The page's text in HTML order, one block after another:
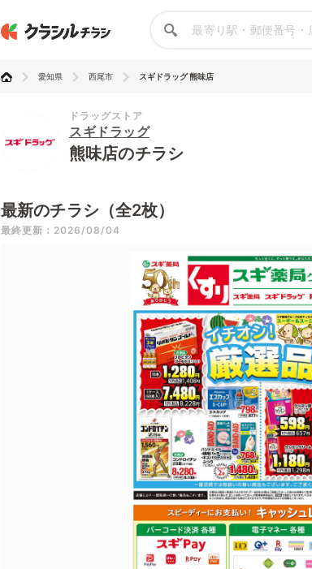
愛知県 西尾市 スギドラッグ 熊味店
ドラッグストア
スギドラッグ
熊味店のチラシ
最新のチラシ（全2枚）
最終更新：2026/08/04